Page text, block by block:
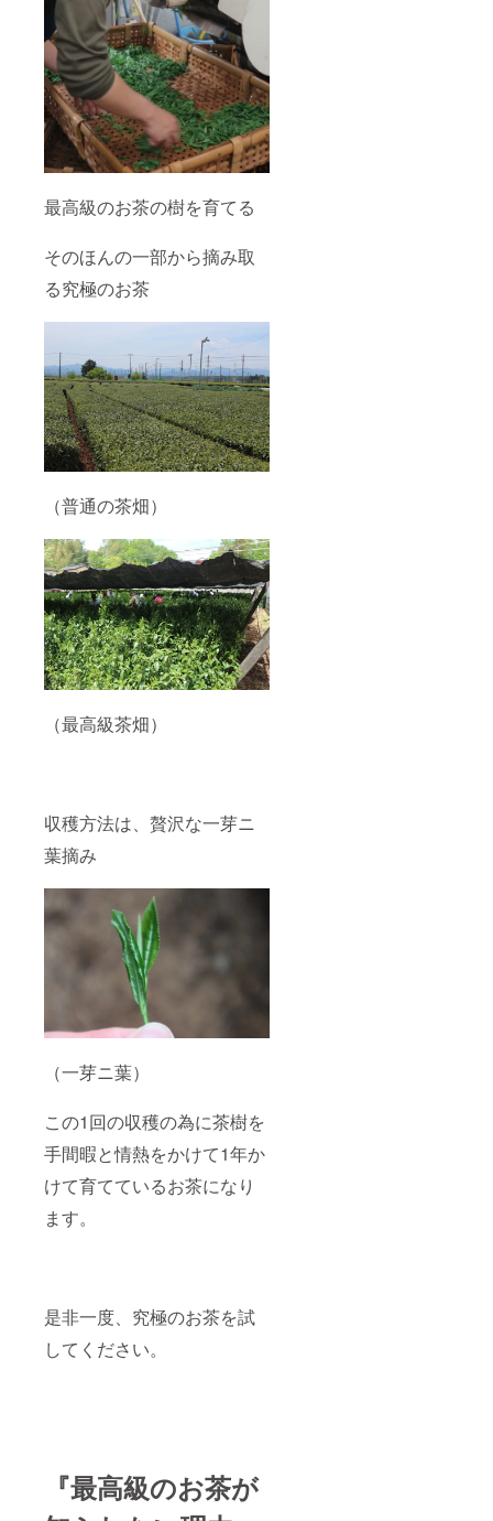
最高級のお茶の樹を育てる
そのほんの一部から摘み取
る究極のお茶
（普通の茶畑）
（最高級茶畑）
収穫方法は、贅沢な一芽ニ
葉摘み
（一芽ニ葉）
この1回の収穫の為に茶樹を
手間暇と情熱をかけて1年か
けて育てているお茶になり
ます。
是非一度、究極のお茶を試
してください。
『最高級のお茶が